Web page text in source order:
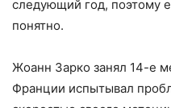
следующий год, поэтому
понятно.
Жоанн Зарко занял 14-е
Франции испытывал